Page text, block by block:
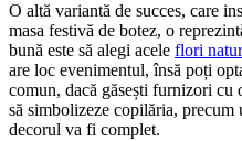
O altă variantă de succes, care
masa festivă de botez, o
bună este să alegi acele flori
are loc evenimentul, însă poți
comun, dacă găsești furnizori cu
să simbolizeze copilăria, precum
decorul va fi complet.